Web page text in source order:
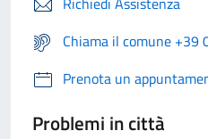
Chiama il comune +39
Prenota un
Problemi in città